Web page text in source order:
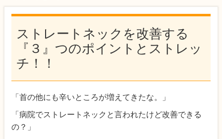
ストレートネックを改善する
『３』つのポイントとストレッ
チ！！
「首の他にも辛いところが増えてきたな。」
「病院でストレートネックと言われたけど改善できる
の？」